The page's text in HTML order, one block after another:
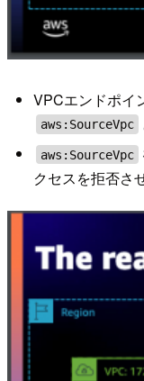
VPCエンドポイ
aws:SourceVpc
aws:SourceVpc
クセスを拒否さ